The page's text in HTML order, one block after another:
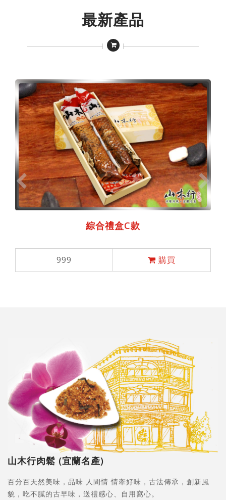
最新產品
綜合禮盒C款
999 購買
山木行肉鬆 (宜蘭名產)
百分百天然美味，品味 人間情 情牽好味，古法傳承，創新風
貌，吃不膩的古早味，送禮感心、自用窩心。